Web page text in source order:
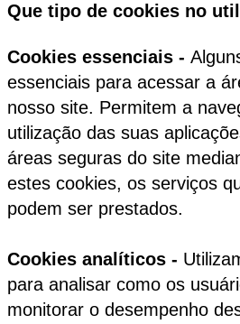
Que tipo de cookies no
Cookies essenciais -
essenciais para acessar a
nosso site. Permitem a
utilização das suas
áreas seguras do site
estes cookies, os serviços
podem ser prestados.
Cookies analíticos -
para analisar como os
monitorar o desempenho